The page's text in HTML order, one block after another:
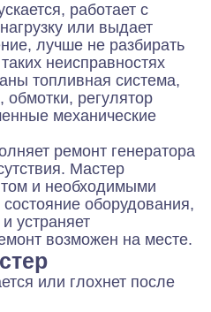
работает с
или выдает
лучше не разбирать
неисправностях
топливная система,
обмотки, регулятор
механические
ремонт генератора
Мастер
и необходимыми
оборудования,
устраняет
возможен на месте.
или глохнет после